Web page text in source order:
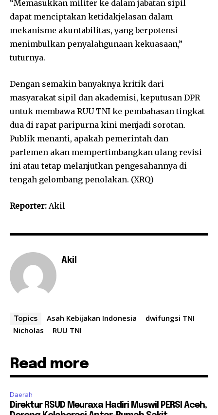
“Memasukkan militer ke dalam jabatan sipil
dapat menciptakan ketidakjelasan dalam
mekanisme akuntabilitas, yang berpotensi
menimbulkan penyalahgunaan kekuasaan,”
tuturnya.
Dengan semakin banyaknya kritik dari
masyarakat sipil dan akademisi, keputusan DPR
untuk membawa RUU TNI ke pembahasan tingkat
dua di rapat paripurna kini menjadi sorotan.
Publik menanti, apakah pemerintah dan
parlemen akan mempertimbangkan ulang revisi
ini atau tetap melanjutkan pengesahannya di
tengah gelombang penolakan. (XRQ)
Reporter: Akil
Akil
Topics Asah Kebijakan Indonesia
dwifungsi TNI
Nicholas
RUU TNI
Read more
Daerah
Direktur RSUD Meuraxa Hadiri Muswil PERSI Aceh,